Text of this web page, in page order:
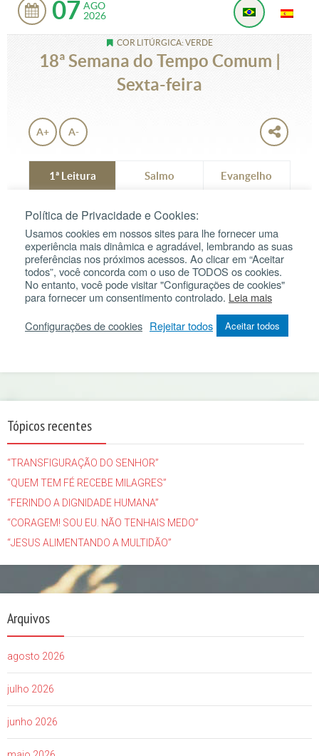
Tópicos recentes
“TRANSFIGURAÇÃO DO SENHOR”
“QUEM TEM FÉ RECEBE MILAGRES”
“FERINDO A DIGNIDADE HUMANA”
“CORAGEM! SOU EU. NÃO TENHAIS MEDO”
“JESUS ALIMENTANDO A MULTIDÃO”
Arquivos
agosto 2026
julho 2026
junho 2026